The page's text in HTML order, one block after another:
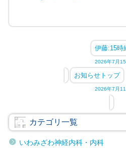
伊藤:15時
2026年7月15
お知らせトップ
2026年7月11
カテゴリ一覧
いわみざわ神経内科・内科